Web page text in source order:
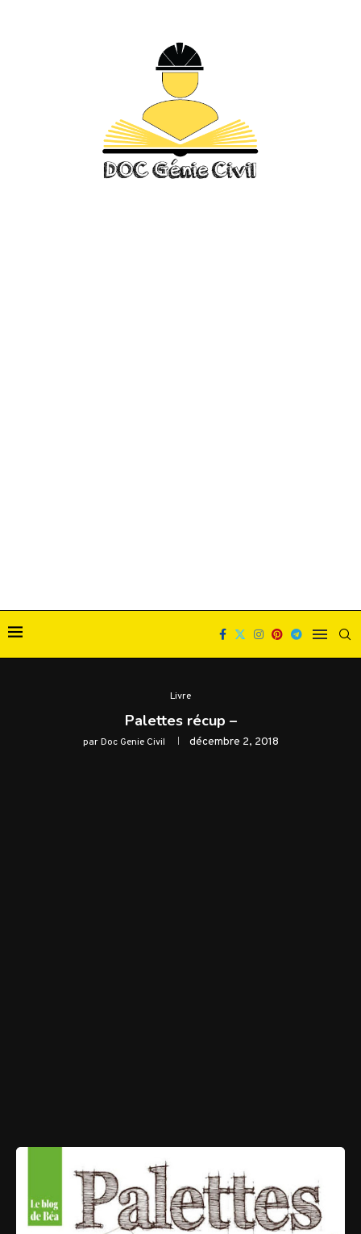
Livre
Palettes récup –
parDoc Genie Civil décembre 2, 2018